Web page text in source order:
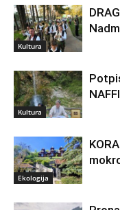
Kultura
Kultura
Ekologija